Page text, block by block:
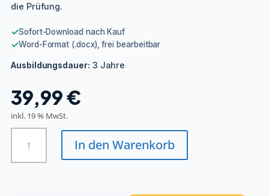
die Prüfung.
✓Sofort-Download nach Kauf
✓Word-Format (.docx), frei bearbeitbar
Ausbildungsdauer: 3 Jahre
39,99€
inkl. 19 % MwSt.
Tiermedizinische/r
Fachangestellte/r
Menge
In den Warenkorb